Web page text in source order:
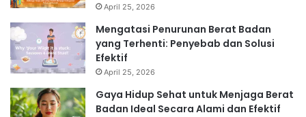
April 25, 2026
Mengatasi Penurunan Berat Badan
yang Terhenti: Penyebab dan Solusi
Efektif
April 25, 2026
Gaya Hidup Sehat untuk Menjaga Berat
Badan Ideal Secara Alami dan Efektif